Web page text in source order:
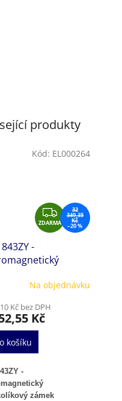
produkty
Z
D
R
M
A
ZDARMA
32
349,35
Kč
–20 %
-
Na objednávku
Kč bez DPH
Kč
košíku
-
zámek
Kód: EL000264